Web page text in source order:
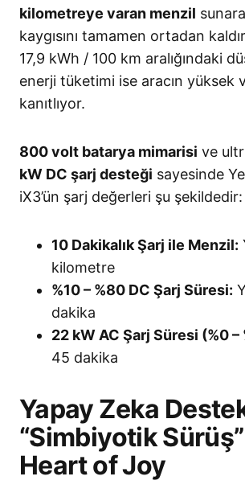
kilometreye varan menzil
kaygısını tamamen ortadan
17,9 kWh / 100 km aralığındaki
enerji tüketimi ise aracın yüksek
kanıtlıyor.
800 volt batarya mimarisi ve
kW DC şarj desteği sayesinde
iX3’ün şarj değerleri şu şekildedir:
10 Dakikalık Şarj ile Menzil:
kilometre
%10 – %80 DC Şarj Süresi:
dakika
22 kW AC Şarj Süresi (%0 –
45 dakika
Yapay Zeka
“Simbiyotik
Heart of Joy